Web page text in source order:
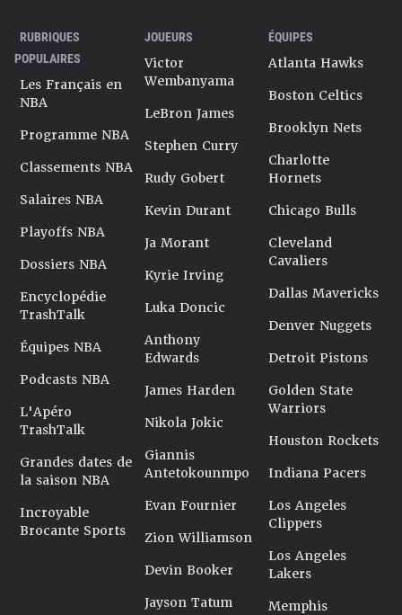
RUBRIQUES
POPULAIRES
Les Français en
NBA
Programme NBA
Classements NBA
Salaires NBA
Playoffs NBA
Dossiers NBA
Encyclopédie
TrashTalk
Équipes NBA
Podcasts NBA
L'Apéro
TrashTalk
Grandes dates de
la saison NBA
Incroyable
Brocante Sports
JOUEURS
Victor
Wembanyama
LeBron James
Stephen Curry
Rudy Gobert
Kevin Durant
Ja Morant
Kyrie Irving
Luka Doncic
Anthony
Edwards
James Harden
Nikola Jokic
Giannis
Antetokounmpo
Evan Fournier
Zion Williamson
Devin Booker
Jayson Tatum
ÉQUIPES
Atlanta Hawks
Boston Celtics
Brooklyn Nets
Charlotte
Hornets
Chicago Bulls
Cleveland
Cavaliers
Dallas Mavericks
Denver Nuggets
Detroit Pistons
Golden State
Warriors
Houston Rockets
Indiana Pacers
Los Angeles
Clippers
Los Angeles
Lakers
Memphis